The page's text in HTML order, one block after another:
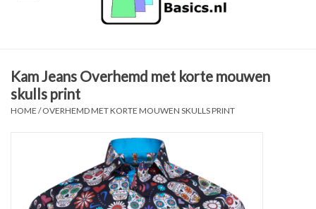
SWEATERS / SWEATVESTEN
POLOSHIRTS
SINGLETS
Kam Jeans Overhemd met korte mouwen
skulls print
HOME /OVERHEMD MET KORTE MOUWEN SKULLS PRINT